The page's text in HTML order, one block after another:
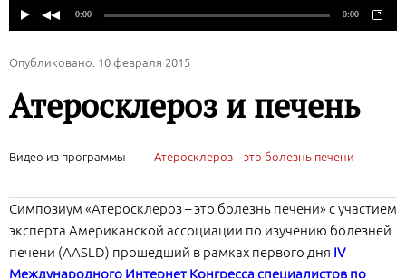
Опубликовано: 10 февраля 2015
Атеросклероз и печень
Видео из программы Атеросклероз – это болезнь печени
Симпозиум «Атеросклероз – это болезнь печени» с участием
эксперта Американской ассоциации по изучению болезней
печени (AASLD) прошедший в рамках первого дня IV
Международного Интернет Конгресса специалистов по